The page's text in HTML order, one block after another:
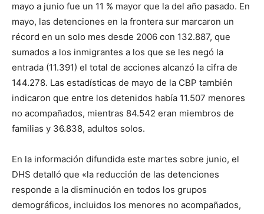
mayo a junio fue un 11 % mayor que la del año pasado. En
mayo, las detenciones en la frontera sur marcaron un
récord en un solo mes desde 2006 con 132.887, que
sumados a los inmigrantes a los que se les negó la
entrada (11.391) el total de acciones alcanzó la cifra de
144.278. Las estadísticas de mayo de la CBP también
indicaron que entre los detenidos había 11.507 menores
no acompañados, mientras 84.542 eran miembros de
familias y 36.838, adultos solos.
En la información difundida este martes sobre junio, el
DHS detalló que «la reducción de las detenciones
responde a la disminución en todos los grupos
demográficos, incluidos los menores no acompañados,